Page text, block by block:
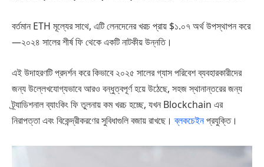
বর্তমান ETH মূল্যের সাথে, এটি লেনদেনের খরচ প্রায় $১.০৭ অর্থ উপস্থাপন করে
—২০২৪ সালের শীর্ষ ফি থেকে একটি নাটকীয় উন্নতি।
এই উদাহরণটি প্রদর্শন করে কিভাবে ২০২৫ সালের গ্যাস পরিবেশ ব্যবহারকারীদের
জন্য উল্লেখযোগ্যভাবে আরও বন্ধুত্বপূর্ণ হয়ে উঠেছে, সহজ স্থানান্তরের জন্য
ট্র্যাডিশনাল ব্যাংকিং ফি তুলনায় কম খরচ হচ্ছে, যখন Blockchain এর
নিরাপত্তা এবং বিকেন্দ্রীকরণের সুবিধাগুলি বজায় রাখছে।ব্লকচেইনপ্রযুক্তি।